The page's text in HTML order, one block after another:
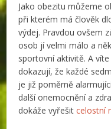
Jako obezitu můžeme
při kterém má člověk
výdej. Pravdou ovšem
osob jí velmi málo a
sportovní aktivitě. A
dokazují, že každé
je již poměrně
další onemocnění a
dokáže vyřešitcelostní